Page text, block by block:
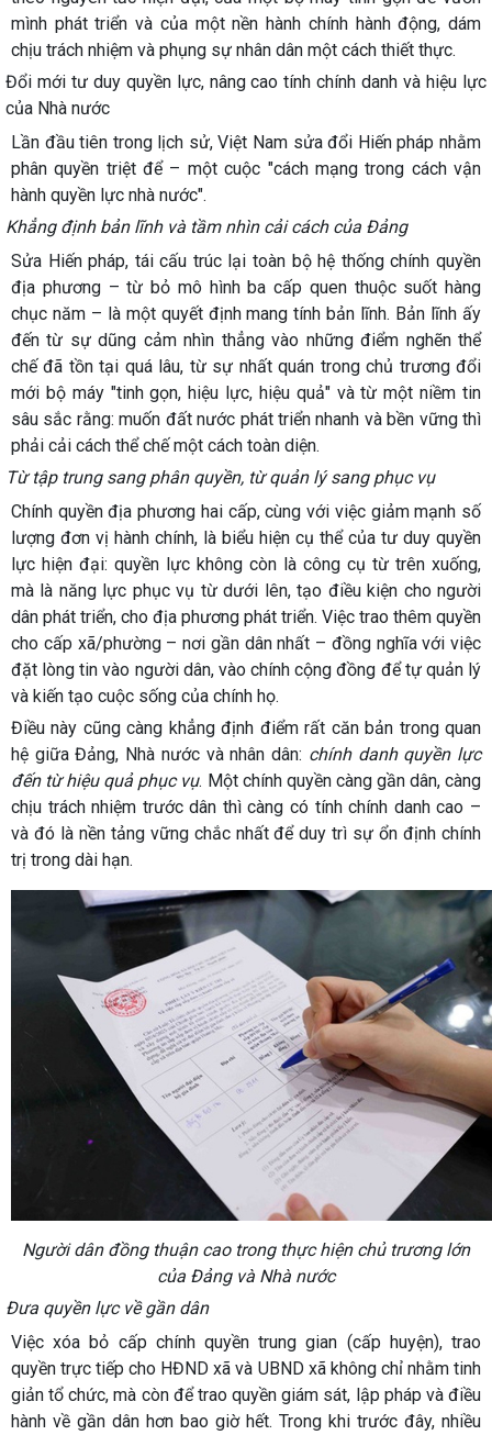
mình phát triển và của một nền hành chính hành động, dám
chịu trách nhiệm và phụng sự nhân dân một cách thiết thực.
Đổi mới tư duy quyền lực, nâng cao tính chính danh và hiệu lực
của Nhà nước
Lần đầu tiên trong lịch sử, Việt Nam sửa đổi Hiến pháp nhằm
phân quyền triệt để – một cuộc "cách mạng trong cách vận
hành quyền lực nhà nước".
Khẳng định bản lĩnh và tầm nhìn cải cách của Đảng
Sửa Hiến pháp, tái cấu trúc lại toàn bộ hệ thống chính quyền
địa phương – từ bỏ mô hình ba cấp quen thuộc suốt hàng
chục năm – là một quyết định mang tính bản lĩnh. Bản lĩnh ấy
đến từ sự dũng cảm nhìn thẳng vào những điểm nghẽn thể
chế đã tồn tại quá lâu, từ sự nhất quán trong chủ trương đổi
mới bộ máy "tinh gọn, hiệu lực, hiệu quả" và từ một niềm tin
sâu sắc rằng: muốn đất nước phát triển nhanh và bền vững thì
phải cải cách thể chế một cách toàn diện.
Từ tập trung sang phân quyền, từ quản lý sang phục vụ
Chính quyền địa phương hai cấp, cùng với việc giảm mạnh số
lượng đơn vị hành chính, là biểu hiện cụ thể của tư duy quyền
lực hiện đại: quyền lực không còn là công cụ từ trên xuống,
mà là năng lực phục vụ từ dưới lên, tạo điều kiện cho người
dân phát triển, cho địa phương phát triển. Việc trao thêm quyền
cho cấp xã/phường – nơi gần dân nhất – đồng nghĩa với việc
đặt lòng tin vào người dân, vào chính cộng đồng để tự quản lý
và kiến tạo cuộc sống của chính họ.
Điều này cũng càng khẳng định điểm rất căn bản trong quan
hệ giữa Đảng, Nhà nước và nhân dân: chính danh quyền lực
đến từ hiệu quả phục vụ. Một chính quyền càng gần dân, càng
chịu trách nhiệm trước dân thì càng có tính chính danh cao –
và đó là nền tảng vững chắc nhất để duy trì sự ổn định chính
trị trong dài hạn.
Người dân đồng thuận cao trong thực hiện chủ trương lớn
của Đảng và Nhà nước
Đưa quyền lực về gần dân
Việc xóa bỏ cấp chính quyền trung gian (cấp huyện), trao
quyền trực tiếp cho HĐND xã và UBND xã không chỉ nhằm tinh
giản tổ chức, mà còn để trao quyền giám sát, lập pháp và điều
hành về gần dân hơn bao giờ hết. Trong khi trước đây, nhiều